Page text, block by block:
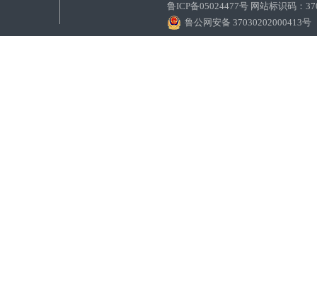
鲁ICP备05024477号 网站标识码：
鲁公网安备 37030202000413号